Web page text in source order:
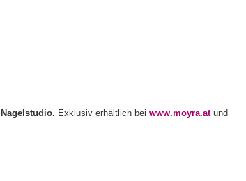
Exklusiv erhältlich bei www.moyra.atund